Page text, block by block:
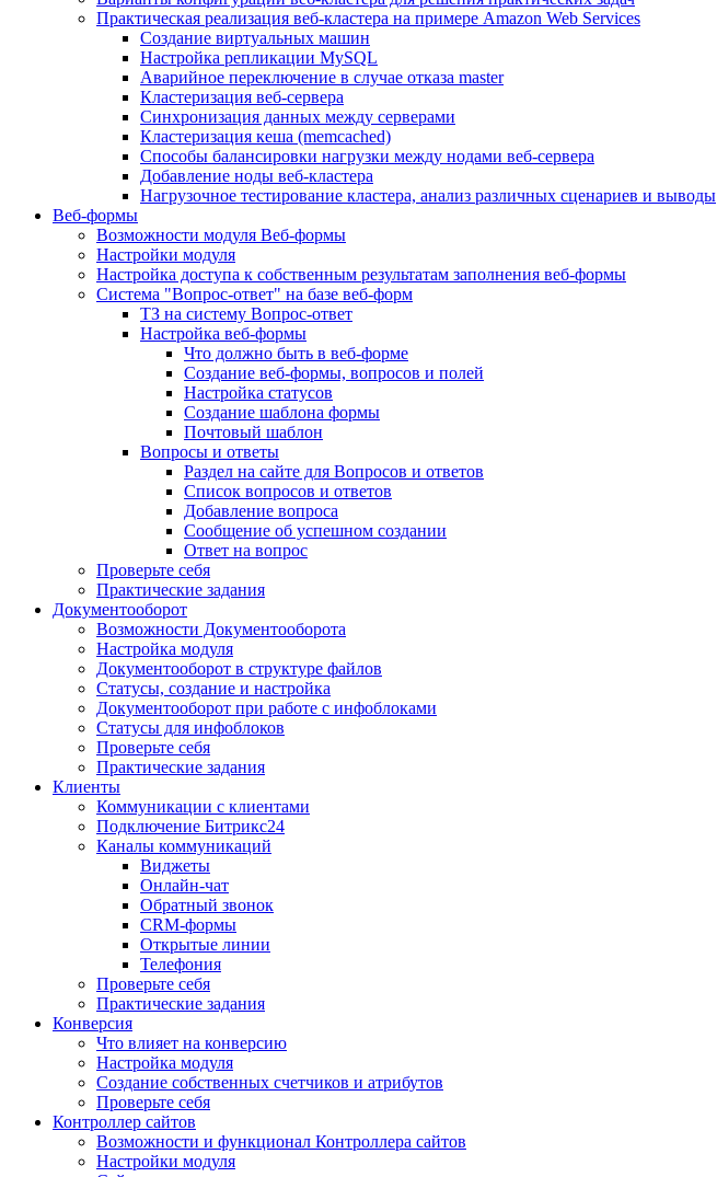
Практическая реализация веб-кластера на примере Amazon Web Services
Создание виртуальных машин
Настройка репликации MySQL
Аварийное переключение в случае отказа master
Кластеризация веб-сервера
Синхронизация данных между серверами
Кластеризация кеша (memcached)
Способы балансировки нагрузки между нодами веб-сервера
Добавление ноды веб-кластера
Нагрузочное тестирование кластера, анализ различных сценариев и выводы
Веб-формы
Возможности модуля Веб-формы
Настройки модуля
Настройка доступа к собственным результатам заполнения веб-формы
Система "Вопрос-ответ" на базе веб-форм
ТЗ на систему Вопрос-ответ
Настройка веб-формы
Что должно быть в веб-форме
Создание веб-формы, вопросов и полей
Настройка статусов
Создание шаблона формы
Почтовый шаблон
Вопросы и ответы
Раздел на сайте для Вопросов и ответов
Список вопросов и ответов
Добавление вопроса
Сообщение об успешном создании
Ответ на вопрос
Проверьте себя
Практические задания
Документооборот
Возможности Документооборота
Настройка модуля
Документооборот в структуре файлов
Статусы, создание и настройка
Документооборот при работе с инфоблоками
Статусы для инфоблоков
Проверьте себя
Практические задания
Клиенты
Коммуникации с клиентами
Подключение Битрикс24
Каналы коммуникаций
Виджеты
Онлайн-чат
Обратный звонок
CRM-формы
Открытые линии
Телефония
Проверьте себя
Практические задания
Конверсия
Что влияет на конверсию
Настройка модуля
Создание собственных счетчиков и атрибутов
Проверьте себя
Контроллер сайтов
Возможности и функционал Контроллера сайтов
Настройки модуля